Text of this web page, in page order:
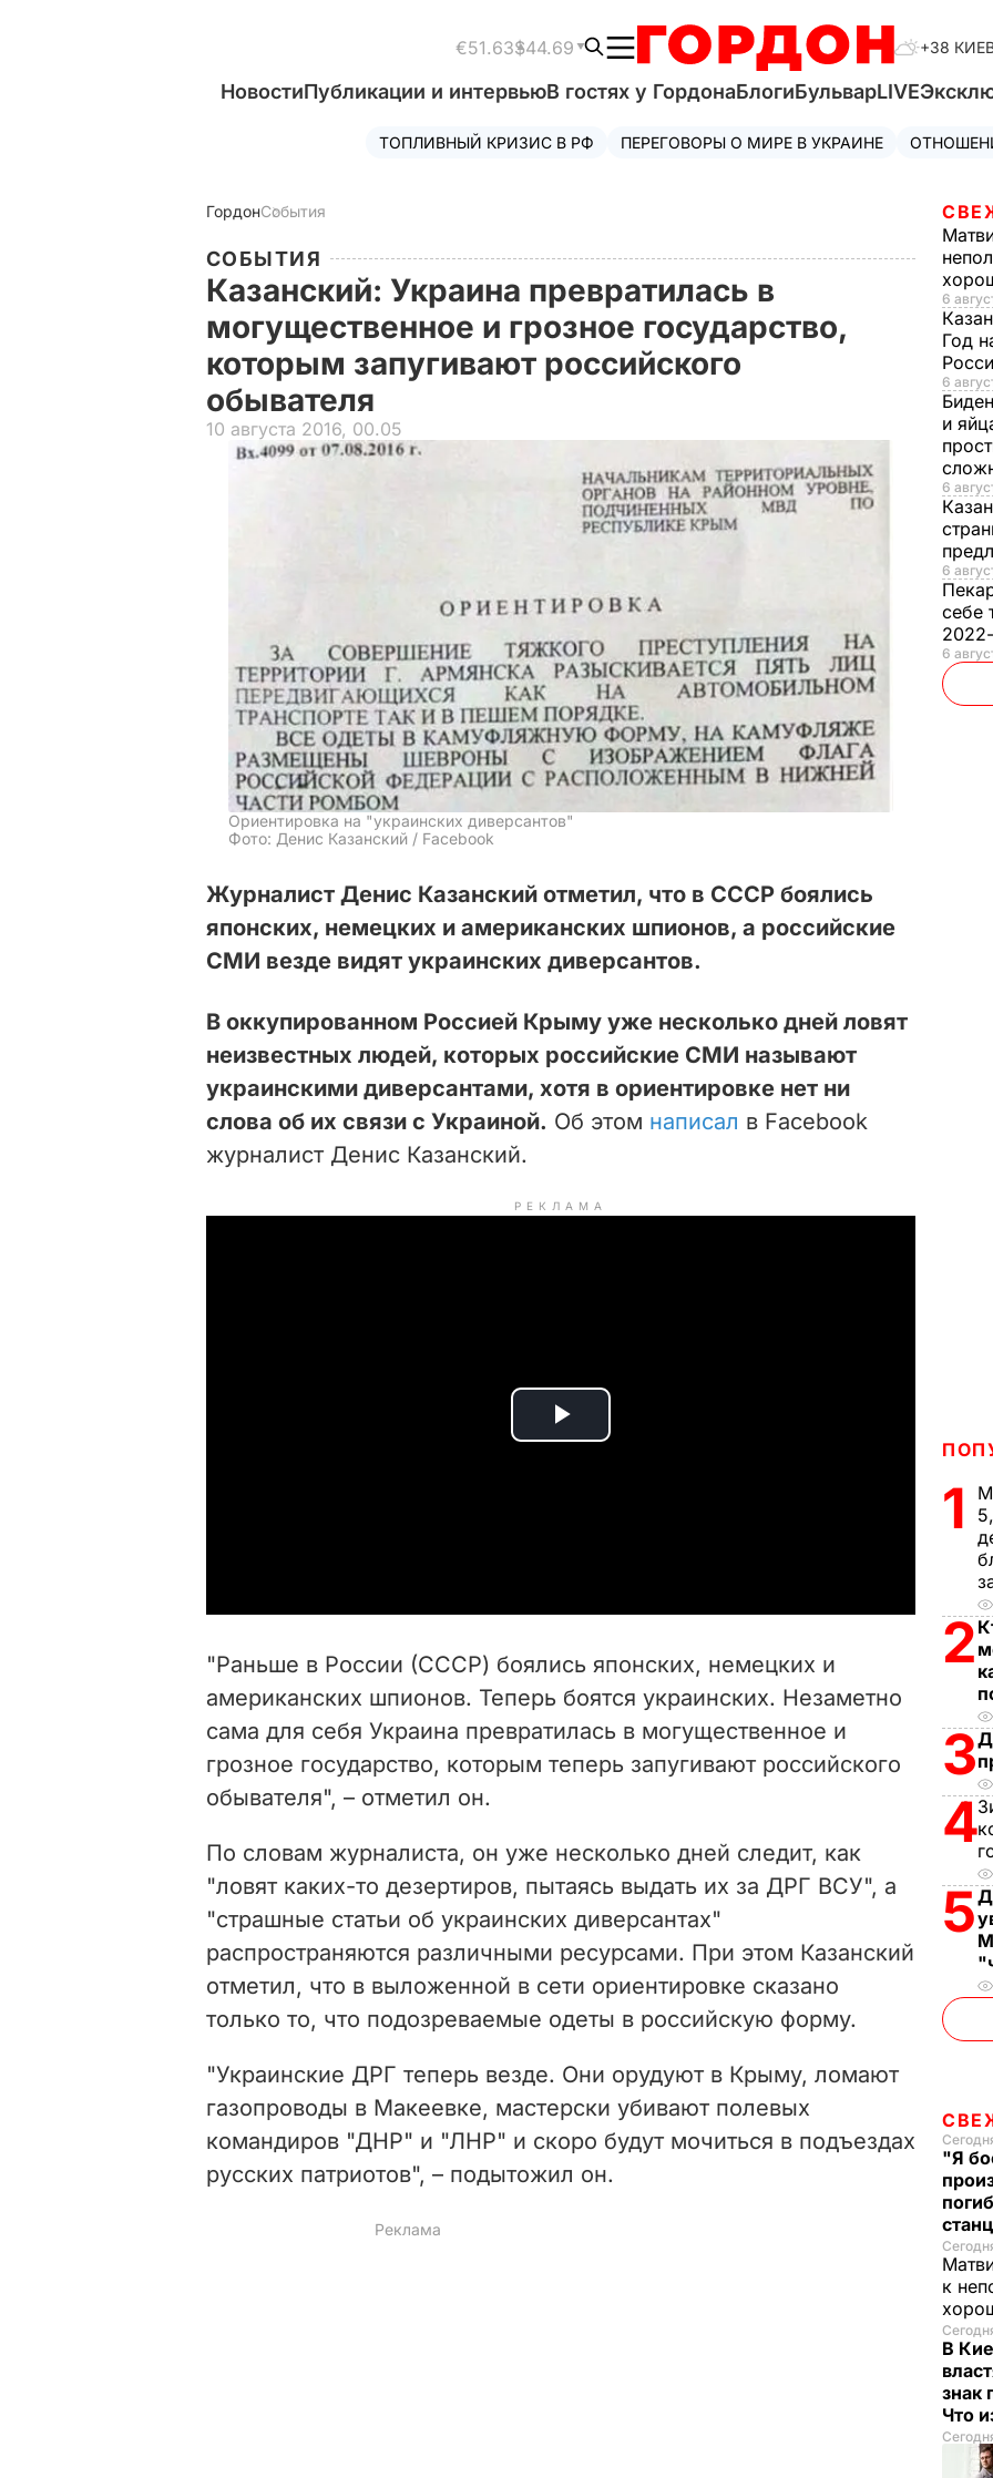
€51.63$44.69 +38
НовостиПубликации и интервьюВ гостях у ГордонаБлогиБульварLIVE
ТОПЛИВНЫЙ КРИЗИС В РФ ПЕРЕГОВОРЫ О МИРЕ В УКРАИНЕ
ГордонСобытия
СОБЫТИЯ
Казанский: Украина превратилась в
могущественное и грозное государство,
которым запугивают российского
обывателя
10 августа 2016, 00.05
Ориентировка на "украинских диверсантов"
Фото: Денис Казанский / Facebook
Журналист Денис Казанский отметил, что в СССР боялись
японских, немецких и американских шпионов, а российские
СМИ везде видят украинских диверсантов.
В оккупированном Россией Крыму уже несколько дней ловят
неизвестных людей, которых российские СМИ называют
украинскими диверсантами, хотя в ориентировке нет ни
слова об их связи с Украиной. Об этом написал в Facebook
журналист Денис Казанский.
РЕКЛАМА
P
i
d
o
"Раньше в России (СССР) боялись японских, немецких и
американских шпионов. Теперь боятся украинских. Незаметно
сама для себя Украина превратилась в могущественное и
грозное государство, которым теперь запугивают российского
обывателя", – отметил он.
По словам журналиста, он уже несколько дней следит, как
"ловят каких-то дезертиров, пытаясь выдать их за ДРГ ВСУ", а
"страшные статьи об украинских диверсантах"
распространяются различными ресурсами. При этом Казанский
отметил, что в выложенной в сети ориентировке сказано
только то, что подозреваемые одеты в российскую форму.
"Украинские ДРГ теперь везде. Они орудуют в Крыму, ломают
газопроводы в Макеевке, мастерски убивают полевых
командиров "ДНР" и "ЛНР" и скоро будут мочиться в подъездах
русских патриотов", – подытожил он.
6
Год
6
и
6
6
себе
6
1
2
3
4
5
"Я
к
В
знак
Что